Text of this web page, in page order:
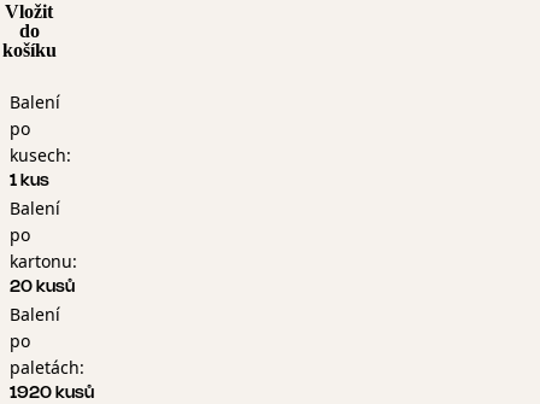
Vložit
do
košíku
Balení
po
kusech:
1 kus
Balení
po
kartonu:
20 kusů
Balení
po
paletách:
1920 kusů